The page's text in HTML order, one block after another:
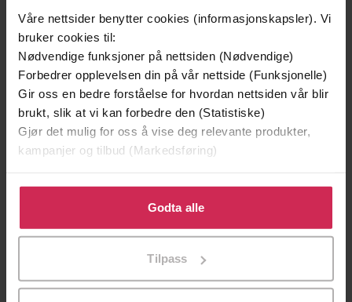
Våre nettsider benytter cookies (informasjonskapsler). Vi
bruker cookies til:
Nødvendige funksjoner på nettsiden (Nødvendige)
Forbedrer opplevelsen din på vår nettside (Funksjonelle)
Gir oss en bedre forståelse for hvordan nettsiden vår blir
brukt, slik at vi kan forbedre den (Statistiske)
Gjør det mulig for oss å vise deg relevante produkter,
kampanjer og tilbud (Markedsføring)
Klikk på «Godta alle» for å gi oss ditt samtykke til å
bruke cookies for alle disse formålene. Du kan også
tilpasse ditt samtykke til spesifikke formål ved å klikke
Godta alle
Tilpass
En lykkelig familie
Stian Hjelvin Andersen
Et rikt menneske